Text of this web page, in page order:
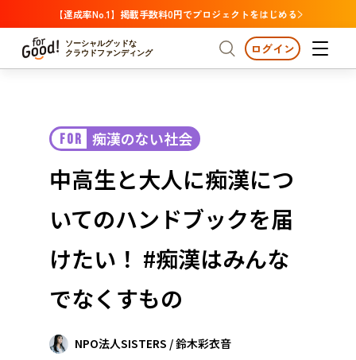
【達成率No.1】掲載手数料0円でプロジェクトをはじめる
ソーシャルグッドな
クラウドファンディング
プロジェクトからさがす
カテゴリーからさがす 国際協力
医療・福祉
人権・マイノリティ
近畿
注目 新着
支援金額が多い
支援人数が多い
終了日が近い
カテゴリーからさがす
国際協力 医療・福祉
子ども・教育
環境・エシカル
人権・マイノリティ
社会貢献
地域からさがす
北海道 青森 岩手 宮城
ログイン
FOR 痴漢のない社会
中高生と大人に痴漢につ
いてのハンドブックを届
けたい！ #痴漢はみんな
でなくすもの
NPO法人SISTERS / 鈴木彩衣音